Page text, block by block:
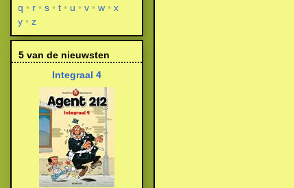
q
r s t u v w
x
y
z
5 van de nieuwsten
Integraal 4